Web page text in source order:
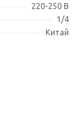
220-250 В
1/4
Китай